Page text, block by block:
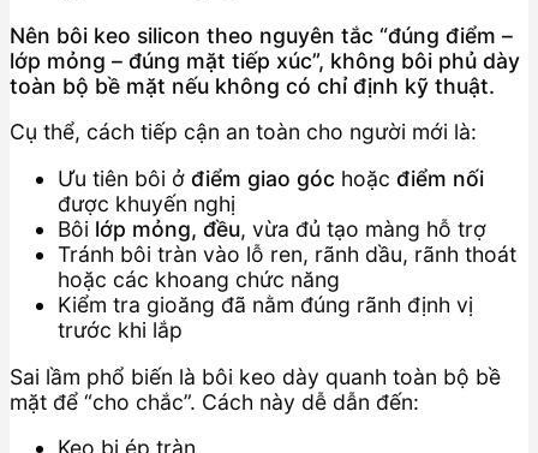
Nên bôi keo silicon theo nguyên tắc “đúng điểm –
lớp mỏng – đúng mặt tiếp xúc”, không bôi phủ dày
toàn bộ bề mặt nếu không có chỉ định kỹ thuật.
Cụ thể, cách tiếp cận an toàn cho người mới là:
Ưu tiên bôi ở điểm giao góc hoặc điểm nối
được khuyến nghị
Bôi lớp mỏng, đều, vừa đủ tạo màng hỗ trợ
Tránh bôi tràn vào lỗ ren, rãnh dầu, rãnh thoát
hoặc các khoang chức năng
Kiểm tra gioăng đã nằm đúng rãnh định vị
trước khi lắp
Sai lầm phổ biến là bôi keo dày quanh toàn bộ bề
mặt để “cho chắc”. Cách này dễ dẫn đến:
Keo bị ép tràn